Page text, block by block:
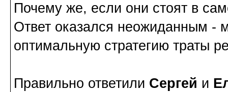
Почему же, если они стоят в
Ответ оказался неожиданным -
оптимальную стратегию траты
Правильно ответили Сергей и